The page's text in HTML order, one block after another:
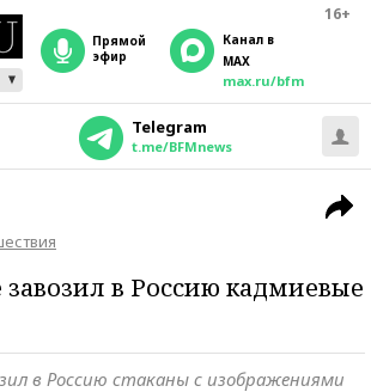
16+
прямой
эфир
Канал в
MAX
max.ru/bfm
Telegram
t.me/BFMnews
завозил в Россию кадмиевые
в Россию стаканы с изображениями